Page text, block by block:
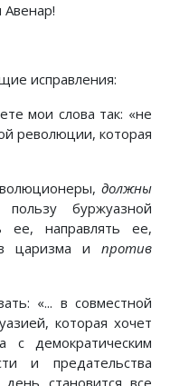
Авенар!
исправления:
мои слова так: «не
революции, которая
должны
буржуазной
ее, направлять ее,
царизма и против
«... в совместной
которая хочет
с демократическим
и предательства